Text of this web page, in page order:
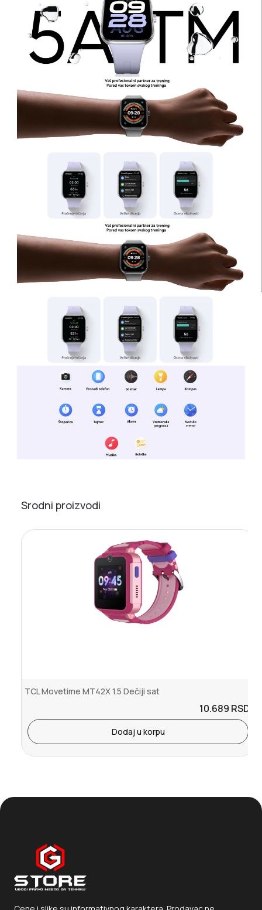
Srodni proizvodi
TCL Movetime MT42X 1.5 Dečiji sat
10.689 RSD.
Dodaj u korpu